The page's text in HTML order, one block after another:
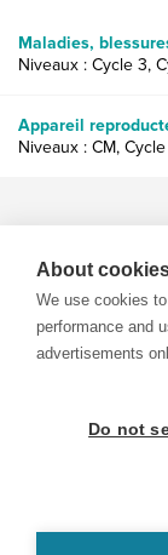
Maladies,
Niveaux : Cycle 3,
Appareil
Niveaux : CM,
©
enseignants is
About
We use cookies
performance and
advertisements
Do not